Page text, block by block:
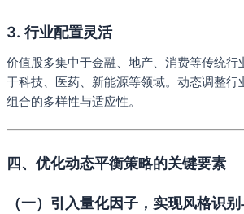
3. 行业配置灵活
价值股多集中于金融、地产、消费等传统行
于科技、医药、新能源等领域。动态调整行
组合的多样性与适应性。
四、优化动态平衡策略的关键要素
（一）引入量化因子，实现风格识